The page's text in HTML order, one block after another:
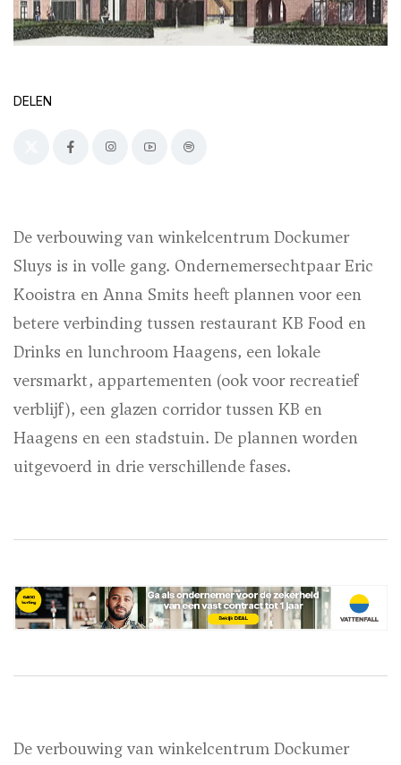
DELEN
De verbouwing van winkelcentrum Dockumer
Sluys is in volle gang. Ondernemersechtpaar Eric
Kooistra en Anna Smits heeft plannen voor een
betere verbinding tussen restaurant KB Food en
Drinks en lunchroom Haagens, een lokale
versmarkt, appartementen (ook voor recreatief
verblijf), een glazen corridor tussen KB en
Haagens en een stadstuin. De plannen worden
uitgevoerd in drie verschillende fases.
De verbouwing van winkelcentrum Dockumer